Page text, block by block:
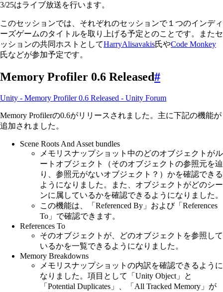
3/25はライブ放送を行います。
このセッションでは、それぞれのセッションで１つのインディ
ーズゲームのタイトルを取り上げる予定とのことです。またセ
ッションの共同ホストとしてHarryAlisavakis氏やCode Monkey
氏などが参加予定です。
Memory Profiler 0.6 Released#
Unity - Memory Profiler 0.6 Released - Unity Forum
Memory Profilerの0.6がリリースされました。主に下記の機能が
追加されました。
Scene Roots And Asset bundles
メモリスナップショット中のどのオブジェクトがル
ートオブジェクト（そのオブジェクトの参照元を辿
り、参照元がないオブジェクト？）かを確認できる
ようになりました。また、オブジェクトがどのシー
ンに属しているかを確認できるようになりました。
この機能は、「Referenced By」および「References
To」で確認できます。
References To
そのオブジェクトが、どのオブジェクトを参照して
いるかを一覧できるようになりました。
Memory Breakdowns
メモリスナップショットの内訳を確認できるように
なりました。項目として「Unity Object」と
「Potential Duplicates」、「All Tracked Memory」が